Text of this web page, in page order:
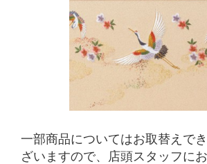
一部商品についてはお取替えで
ざいますので、店頭スタッフに